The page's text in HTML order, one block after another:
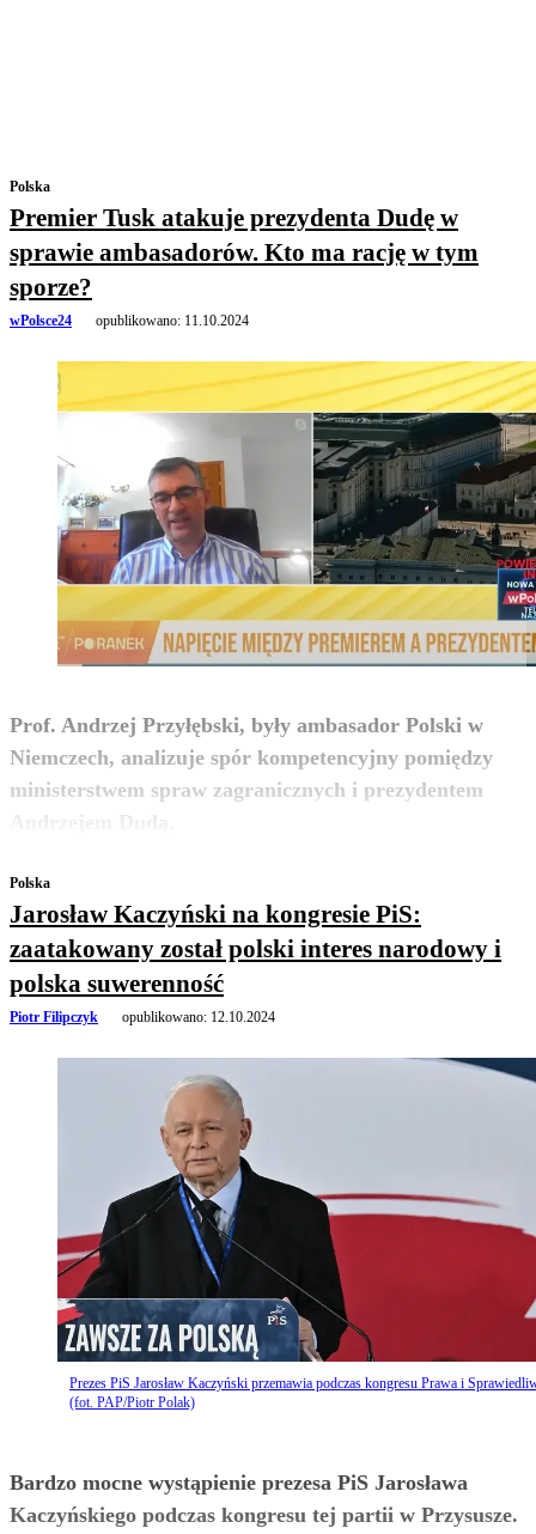
Polska
Premier Tusk atakuje prezydenta Dudę w
sprawie ambasadorów. Kto ma rację w tym
sporze?
wPolsce24 opublikowano: 11.10.2024
Prof. Andrzej Przyłębski, były ambasador Polski w
Niemczech, analizuje spór kompetencyjny pomiędzy
ministerstwem spraw zagranicznych i prezydentem
zobacz więcej
Polska
Jarosław Kaczyński na kongresie PiS:
zaatakowany został polski interes narodowy i
polska suwerenność
Piotr Filipczyk opublikowano: 12.10.2024
Prezes PiS Jarosław Kaczyński przemawia podczas kongresu Prawa i
(fot. PAP/Piotr Polak)
Bardzo mocne wystąpienie prezesa PiS Jarosława
Kaczyńskiego podczas kongresu tej partii w Przysusze.